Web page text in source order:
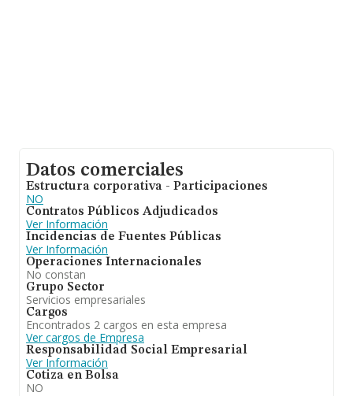
Datos comerciales
Estructura corporativa - Participaciones
NO
Contratos Públicos Adjudicados
Ver Información
Incidencias de Fuentes Públicas
Ver Información
Operaciones Internacionales
No constan
Grupo Sector
Servicios empresariales
Cargos
Encontrados 2 cargos en esta empresa
Ver cargos de Empresa
Responsabilidad Social Empresarial
Ver Información
Cotiza en Bolsa
NO